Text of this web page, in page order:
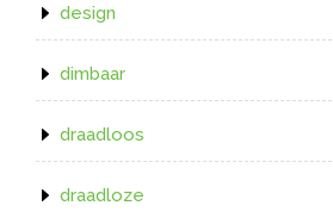
design
dimbaar
draadloos
draadloze